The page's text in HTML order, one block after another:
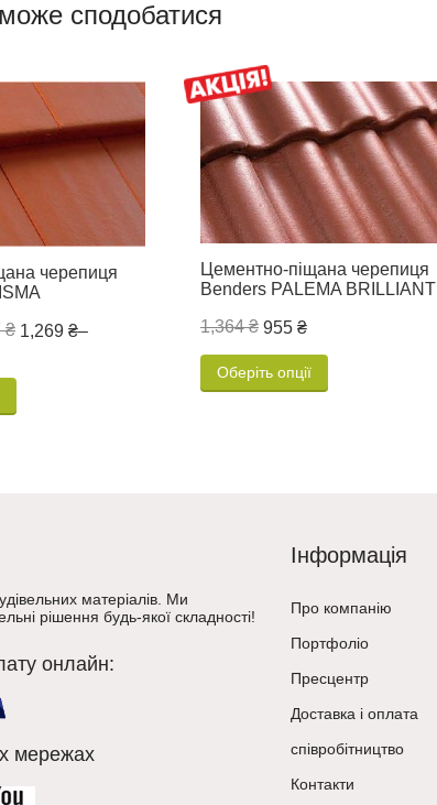
сподобатися
черепиця
₴ 1,269 ₴–
Цементно-піщана черепиця
Benders PALEMA BRILLIANT
1,364 ₴ 955 ₴
Оберіть опції
матеріалів. Ми
рішення будь-якої складності!
онлайн:
мережах
Інформація
Про компанію
Портфоліо
Пресцентр
Доставка і оплата
співробітництво
Контакти